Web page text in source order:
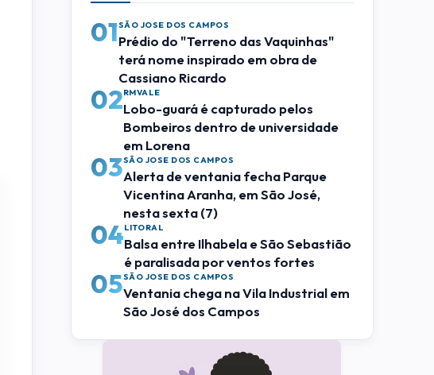
01SÃO JOSE DOS CAMPOS
Prédio do "Terreno das Vaquinhas"
terá nome inspirado em obra de
Cassiano Ricardo
02RMVALE
Lobo-guará é capturado pelos
Bombeiros dentro de universidade
em Lorena
03SÃO JOSE DOS CAMPOS
Alerta de ventania fecha Parque
Vicentina Aranha, em São José,
nesta sexta (7)
04LITORAL
Balsa entre Ilhabela e São Sebastião
é paralisada por ventos fortes
05SÃO JOSE DOS CAMPOS
Ventania chega na Vila Industrial em
São José dos Campos